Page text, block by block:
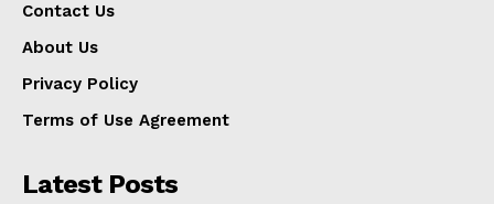
Contact Us
About Us
Privacy Policy
Terms of Use Agreement
Latest Posts